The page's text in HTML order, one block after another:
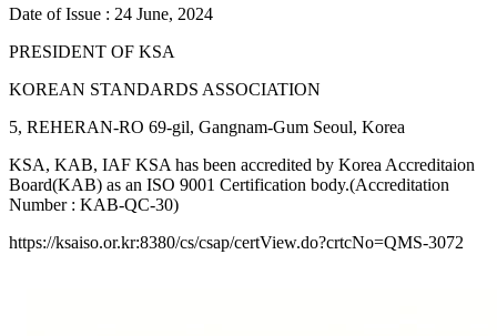
Date of Issue : 24 June, 2024
PRESIDENT OF KSA
KOREAN STANDARDS ASSOCIATION
5, REHERAN-RO 69-gil, Gangnam-Gum Seoul, Korea
KSA, KAB, IAF KSA has been accredited by Korea Accreditaion
Board(KAB) as an ISO 9001 Certification body.(Accreditation
Number : KAB-QC-30)
https://ksaiso.or.kr:8380/cs/csap/certView.do?crtcNo=QMS-3072